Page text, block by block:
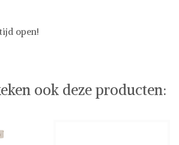
open!
ook deze producten: